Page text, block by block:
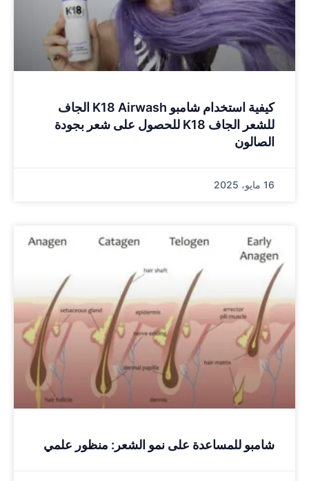
كيفية استخدام شامبو K18 Airwash الجاف
للشعر الجاف K18 للحصول على شعر بجودة
الصالون
16 مايو، 2025
شامبو للمساعدة على نمو الشعر: منظور علمي